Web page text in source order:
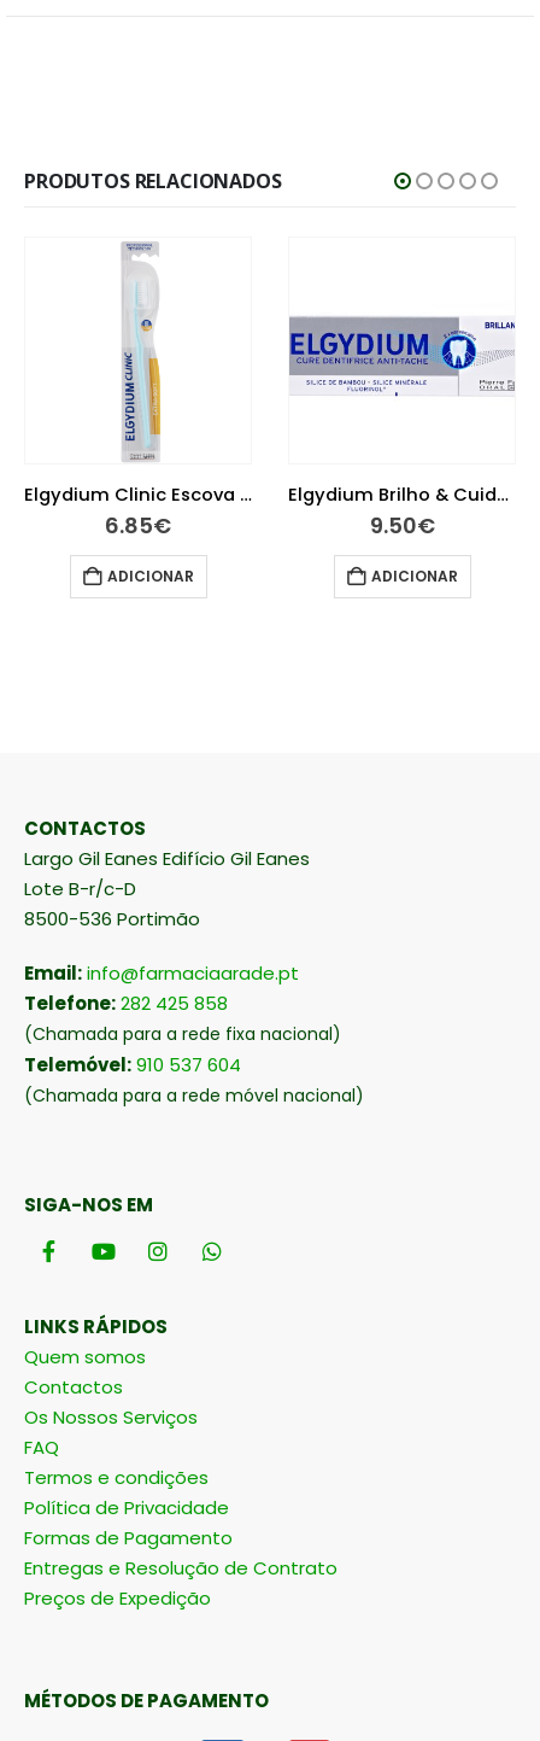
PRODUTOS RELACIONADOS
Elgydium Clinic Escova de Dentes Ultra Suave 15/100
6.85€
ADICIONAR
Elgydium Brilho & Cuidado Gel Dentífrico 30 ml
9.50€
ADICIONAR
CONTACTOS
Largo Gil Eanes Edifício Gil Eanes
Lote B-r/c-D
8500-536 Portimão
Email:info@farmaciaarade.pt
Telefone:282 425 858
(Chamada para a rede fixa nacional)
Telemóvel:910 537 604
(Chamada para a rede móvel nacional)
SIGA-NOS EM
LINKS RÁPIDOS
Quem somos
Contactos
Os Nossos Serviços
FAQ
Termos e condições
Política de Privacidade
Formas de Pagamento
Entregas e Resolução de Contrato
Preços de Expedição
MÉTODOS DE PAGAMENTO